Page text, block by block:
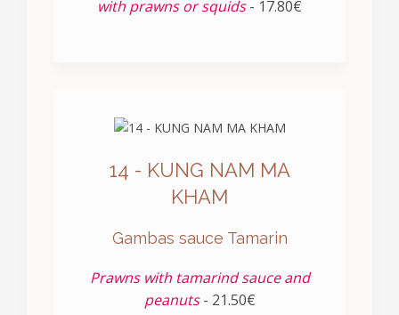
with prawns or squids- 17.80€
14 - KUNG NAM MA
KHAM
Gambas sauce Tamarin
Prawns with tamarind sauce and
peanuts- 21.50€